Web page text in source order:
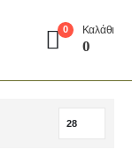
0 Καλάθι
0